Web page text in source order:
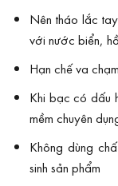
Nên tháo lắc
với nước biển,
Hạn chế va
Khi bạc có dấu
mềm chuyên
Không dùng
sinh sản phẩm